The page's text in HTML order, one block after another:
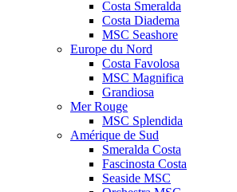
Costa Smeralda
Costa Diadema
MSC Seashore
Europe du Nord
Costa Favolosa
MSC Magnifica
Grandiosa
Mer Rouge
MSC Splendida
Amérique de Sud
Smeralda Costa
Fascinosta Costa
Seaside MSC